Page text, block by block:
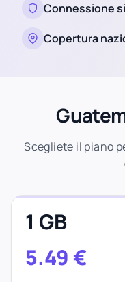
Connessione
Copertura
Scegliete il piano
1 GB
5.49 €